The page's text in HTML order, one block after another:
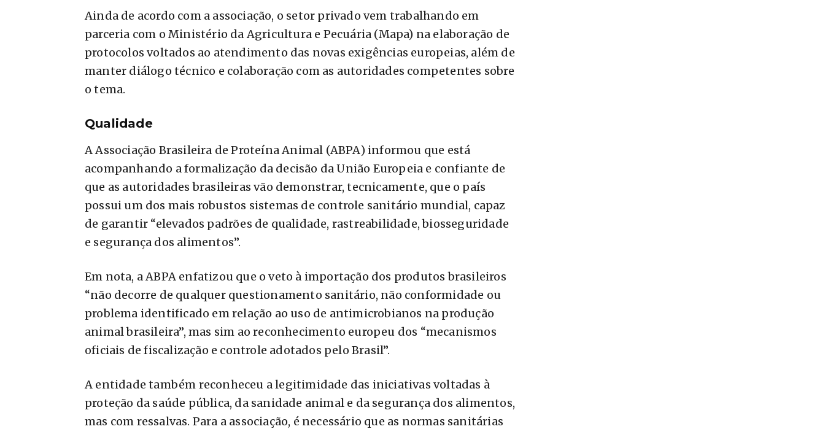
Ainda de acordo com a associação, o setor privado vem trabalhando em
parceria com o Ministério da Agricultura e Pecuária (Mapa) na elaboração de
protocolos voltados ao atendimento das novas exigências europeias, além de
manter diálogo técnico e colaboração com as autoridades competentes sobre
o tema.
Qualidade
A Associação Brasileira de Proteína Animal (ABPA) informou que está
acompanhando a formalização da decisão da União Europeia e confiante de
que as autoridades brasileiras vão demonstrar, tecnicamente, que o país
possui um dos mais robustos sistemas de controle sanitário mundial, capaz
de garantir “elevados padrões de qualidade, rastreabilidade, biosseguridade
e segurança dos alimentos”.
Em nota, a ABPA enfatizou que o veto à importação dos produtos brasileiros
“não decorre de qualquer questionamento sanitário, não conformidade ou
problema identificado em relação ao uso de antimicrobianos na produção
animal brasileira”, mas sim ao reconhecimento europeu dos “mecanismos
oficiais de fiscalização e controle adotados pelo Brasil”.
A entidade também reconheceu a legitimidade das iniciativas voltadas à
proteção da saúde pública, da sanidade animal e da segurança dos alimentos,
mas com ressalvas. Para a associação, é necessário que as normas sanitárias